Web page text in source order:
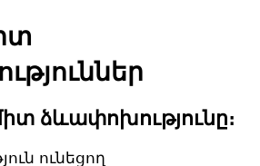
ձևափոխությունը։
ունեցող